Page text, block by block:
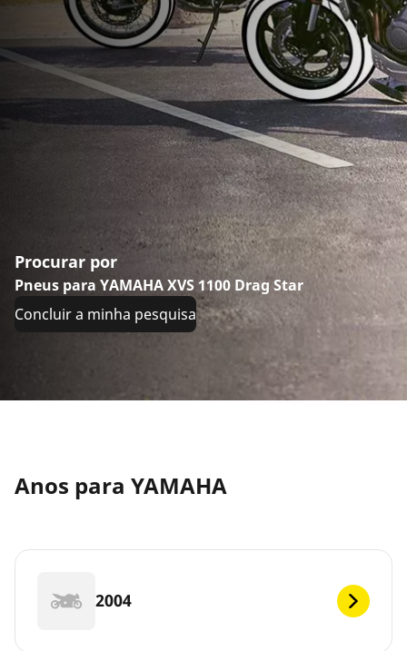
Procurar por
Pneus para YAMAHA XVS 1100 Drag Star
Concluir a minha pesquisa
Anos para YAMAHA
2004